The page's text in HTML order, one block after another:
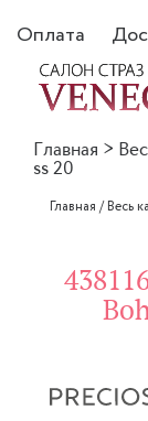
Оплата
Главная >
ss 20
Главная /Весь